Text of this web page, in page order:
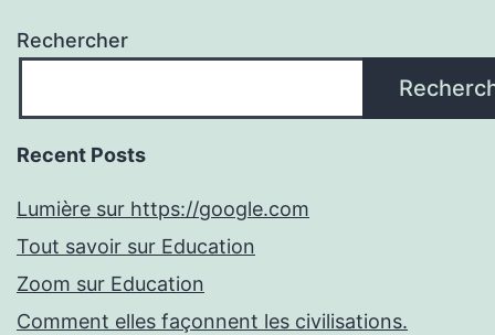
Rechercher
Recent Posts
Lumière sur https://google.com
Tout savoir sur Education
Zoom sur Education
Comment elles façonnent les civilisations.